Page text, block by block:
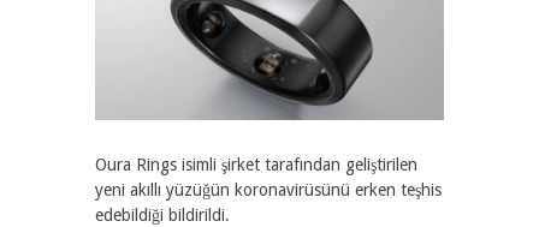
Oura Rings isimli şirket tarafından geliştirilen
yeni akıllı yüzüğün koronavirüsünü erken teşhis
edebildiği bildirildi.